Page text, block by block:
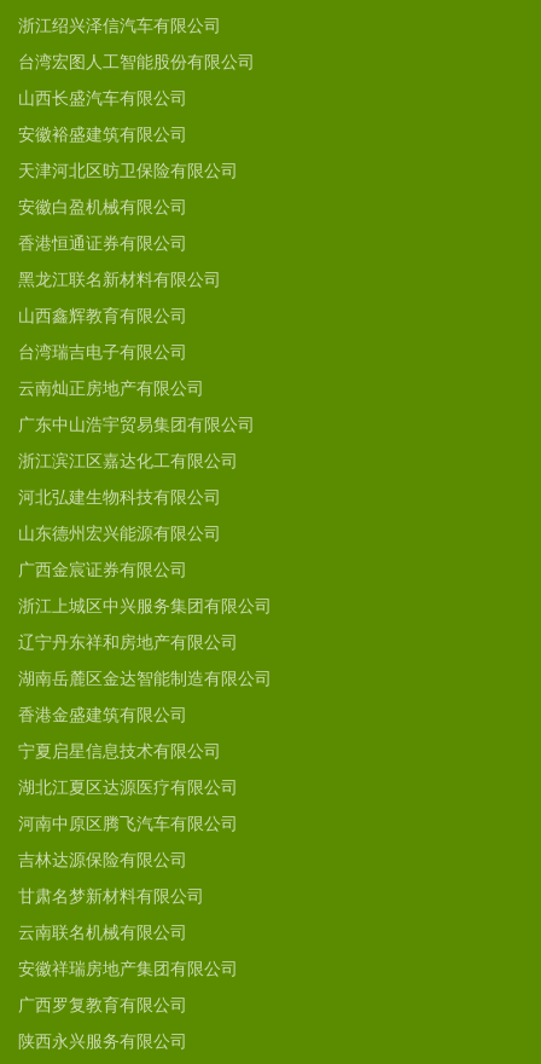
浙江绍兴泽信汽车有限公司
台湾宏图人工智能股份有限公司
山西长盛汽车有限公司
安徽裕盛建筑有限公司
天津河北区昉卫保险有限公司
安徽白盈机械有限公司
香港恒通证券有限公司
黑龙江联名新材料有限公司
山西鑫辉教育有限公司
台湾瑞吉电子有限公司
云南灿正房地产有限公司
广东中山浩宇贸易集团有限公司
浙江滨江区嘉达化工有限公司
河北弘建生物科技有限公司
山东德州宏兴能源有限公司
广西金宸证券有限公司
浙江上城区中兴服务集团有限公司
辽宁丹东祥和房地产有限公司
湖南岳麓区金达智能制造有限公司
香港金盛建筑有限公司
宁夏启星信息技术有限公司
湖北江夏区达源医疗有限公司
河南中原区腾飞汽车有限公司
吉林达源保险有限公司
甘肃名梦新材料有限公司
云南联名机械有限公司
安徽祥瑞房地产集团有限公司
广西罗复教育有限公司
陕西永兴服务有限公司